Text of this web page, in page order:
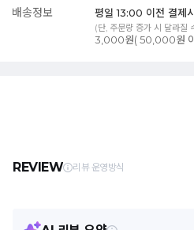
배송정보 평일 13:00 이전 결제시
(단, 주문량 증가 시 달라질
3,000원( 50,000원